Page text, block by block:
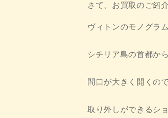
さて、お買取のご紹
ヴィトンのモノグラ
シチリア島の首都か
間口が大きく開くの
取り外しができるシ